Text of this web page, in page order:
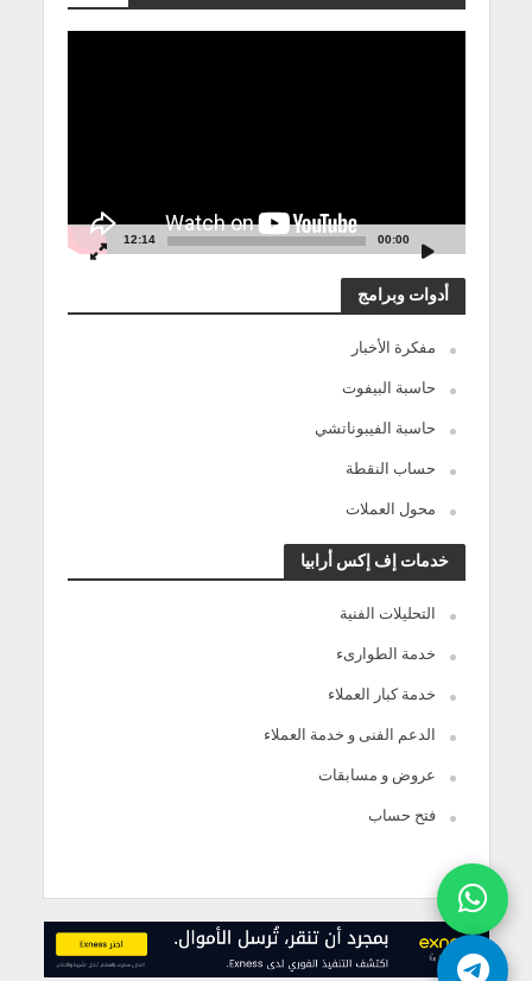
00:00
12:14
أدوات وبرامج
مفكرة الأخبار
حاسبة البيفوت
حاسبة الفيبوناتشي
حساب النقطة
محول العملات
خدمات إف إكس أرابيا
التحليلات الفنية
خدمة الطوارىء
خدمة كبار العملاء
الدعم الفنى و خدمة العملاء
عروض و مسابقات
فتح حساب